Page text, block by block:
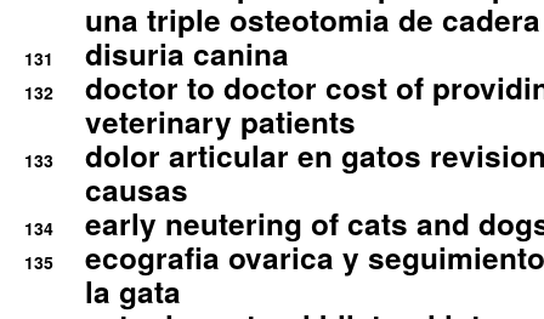
una triple osteotomia de cadera
131 disuria canina
132
doctor to doctor cost of
veterinary patients
133
dolor articular en gatos
causas
134 early neutering of cats and
135
ecografia ovarica y
la gata